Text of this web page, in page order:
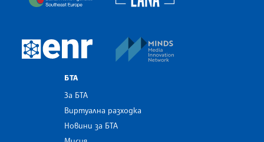
European Newsroom
БТА
За БТА
Виртуална разходка
Новини за БТА